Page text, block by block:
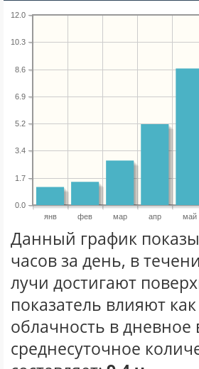
янв фев мар апр май
0.0
1.7
3.4
5.2
6.9
8.6
10.3
12.0
Данный график
часов за день, в
лучи достигают
показатель влияют
облачность в
среднесуточное